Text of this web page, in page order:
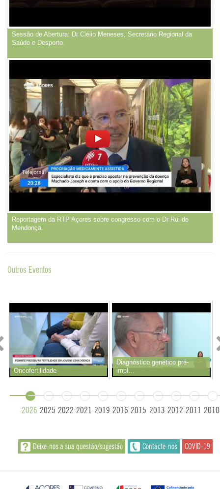
Sessão de Abertura: Dr Clélio Meneses, Secretário Regional da
Saúde e Desporto.
Reportagem da RTP Açores sobre congresso com o Dr Rui de
Mendonça.
Outros Eventos
Oncofertilidade
Diagnóstico genético pré-
impl…
2026 2025 2022 2021 2019 2016 2015 2013 2012 2011 2010
Deixe-nos a sua questão/sugestão Contacte-nos COVID-19